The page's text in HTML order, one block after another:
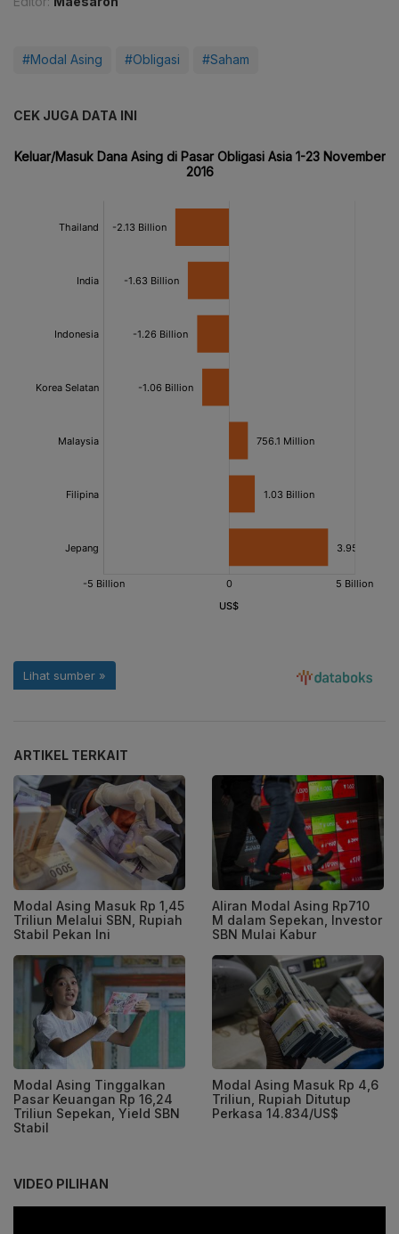
#Modal Asing #Obligasi #Saham
CEK JUGA DATA INI
ARTIKEL TERKAIT
Modal Asing Masuk Rp 1,45
Triliun Melalui SBN, Rupiah
Stabil Pekan Ini
Aliran Modal Asing Rp710
M dalam Sepekan, Investor
SBN Mulai Kabur
Modal Asing Tinggalkan
Pasar Keuangan Rp 16,24
Triliun Sepekan, Yield SBN
Stabil
Modal Asing Masuk Rp 4,6
Triliun, Rupiah Ditutup
Perkasa 14.834/US$
VIDEO PILIHAN